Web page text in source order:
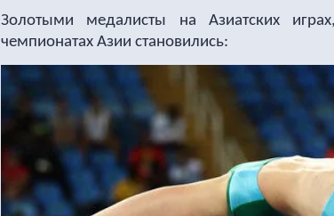
Золотыми медалисты на Азиатских
чемпионатах Азии становились: